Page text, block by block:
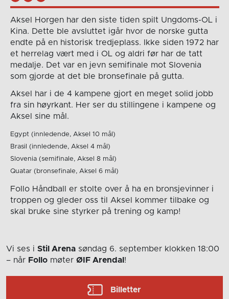
Aksel Horgen har den siste tiden spilt Ungdoms-OL i
Kina. Dette ble avsluttet igår hvor de norske gutta
endte på en historisk tredjeplass. Ikke siden 1972 har
et herrelag vært med i OL og aldri før har de tatt
medalje. Det var en jevn semifinale mot Slovenia
som gjorde at det ble bronsefinale på gutta.
Aksel har i de 4 kampene gjort en meget solid jobb
fra sin høyrkant. Her ser du stillingene i kampene og
Aksel sine mål.
Egypt (innledende, Aksel 10 mål)
Brasil (innledende, Aksel 4 mål)
Slovenia (semifinale, Aksel 8 mål)
Quatar (bronsefinale, Aksel 6 mål)
Follo Håndball er stolte over å ha en bronsjevinner i
troppen og gleder oss til Aksel kommer tilbake og
skal bruke sine styrker på trening og kamp!
Vi ses i Stil Arena søndag 6. september klokken 18:00
– når Follo møter ØIF Arendal !
Billetter